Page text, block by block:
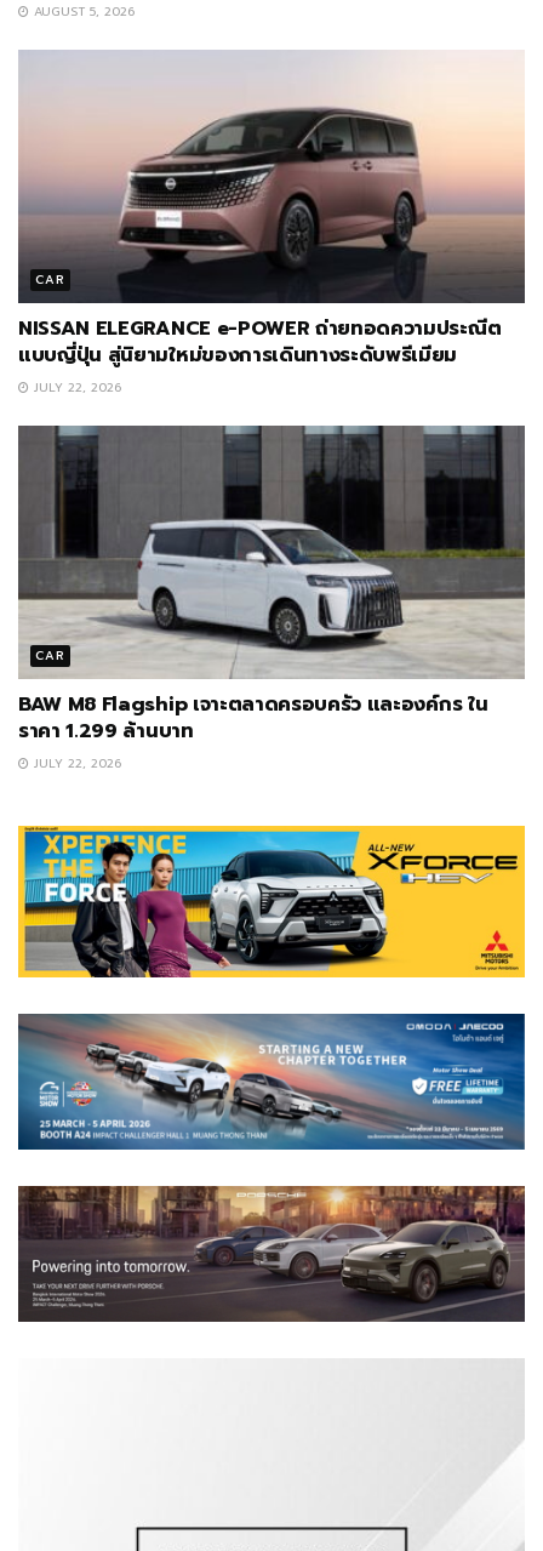
AUGUST 5, 2026
CAR
NISSAN ELEGRANCE e-POWER ถ่ายทอดความประณีต
แบบญี่ปุ่น สู่นิยามใหม่ของการเดินทางระดับพรีเมียม
JULY 22, 2026
CAR
BAW M8 Flagship เจาะตลาดครอบครัว และองค์กร ใน
ราคา 1.299 ล้านบาท
JULY 22, 2026